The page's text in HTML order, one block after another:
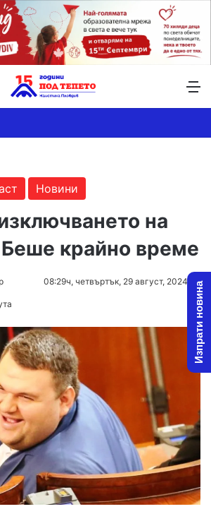
Новини
на
крайно време
Send08:29ч, четвъртък, 29 август, 2024 Изпрати новина